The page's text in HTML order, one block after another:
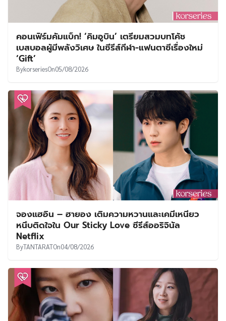
คอนเฟิร์มคัมแบ็ก! ‘คิมอูบิน’ เตรียมสวมบทโค้ช
เบสบอลผู้มีพลังวิเศษ ในซีรีส์กีฬา-แฟนตาซีเรื่องใหม่
‘Gift’
BykorseriesOn05/08/2026
จองแฮอิน – ฮายอง เติมความหวานและเคมีเหนียว
หนึบติดใจใน Our Sticky Love ซีรีส์ออริจินัล
Netflix
ByTANTARATOn04/08/2026